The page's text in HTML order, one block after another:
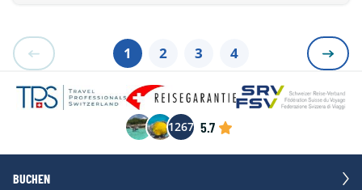
1 2 3 4
1267 5.7
BUCHEN